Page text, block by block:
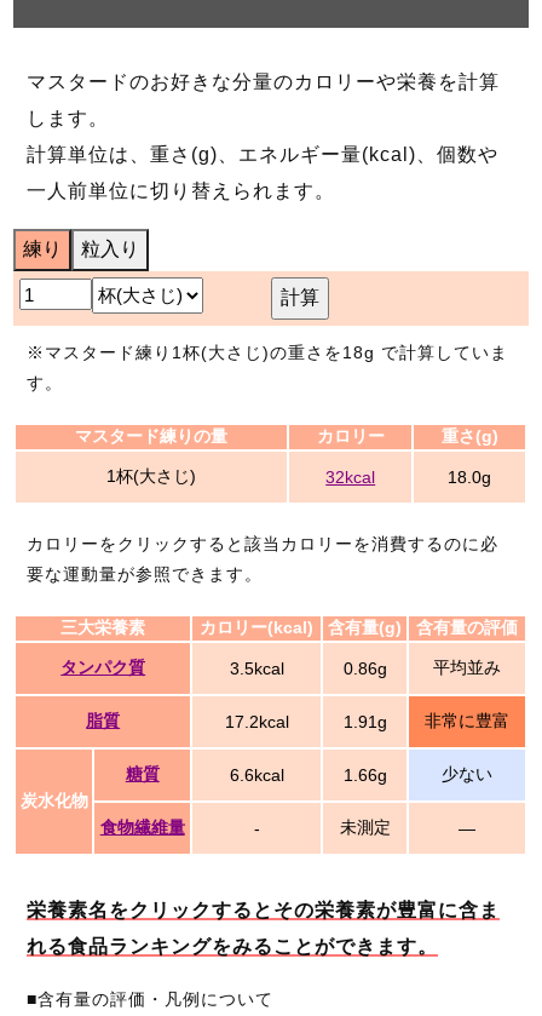
マスタードのお好きな分量のカロリーや栄養を計算
します。
計算単位は、重さ(g)、エネルギー量(kcal)、個数や
一人前単位に切り替えられます。
練り 粒入り
計算
※マスタード練り1杯(大さじ)の重さを18g で計算していま
す。
マスタード練りの量 カロリー 重さ(g)
1杯(大さじ) 32kcal 18.0g
カロリーをクリックすると該当カロリーを消費するのに必
要な運動量が参照できます。
三大栄養素 カロリー(kcal) 含有量(g) 含有量の評価
タンパク質 3.5kcal 0.86g 平均並み
脂質 17.2kcal 1.91g 非常に豊富
炭水化物
糖質 6.6kcal 1.66g 少ない
食物繊維量 - 未測定 ―
栄養素名をクリックするとその栄養素が豊富に含ま
れる食品ランキングをみることができます。
■含有量の評価・凡例について